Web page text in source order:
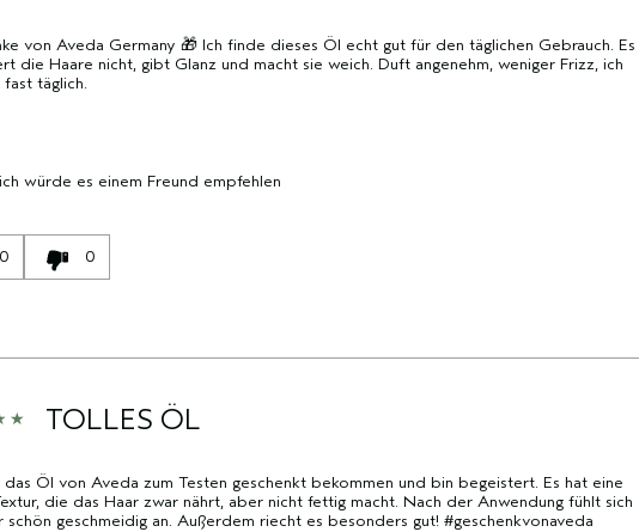
von Aveda Germany 🎁 Ich finde dieses Öl echt gut für den täglichen Gebrauch. Es
die Haare nicht, gibt Glanz und macht sie weich. Duft angenehm, weniger Frizz, ich
täglich.
würde es einem Freund empfehlen
0 0
TOLLES ÖL
das Öl von Aveda zum Testen geschenkt bekommen und bin begeistert. Es hat eine
die das Haar zwar nährt, aber nicht fettig macht. Nach der Anwendung fühlt sich
schön geschmeidig an. Außerdem riecht es besonders gut! #geschenkvonaveda